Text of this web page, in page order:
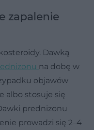
zapalenie
Dawką
na dobę w
objawów
albo stosuje się
prednizonu
prowadzi się 2–4